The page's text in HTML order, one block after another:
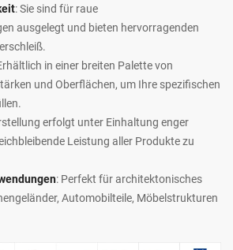
: Sie sind für raue
ausgelegt und bieten hervorragenden
in einer breiten Palette von
und Oberflächen, um Ihre spezifischen
erfolgt unter Einhaltung enger
Leistung aller Produkte zu
: Perfekt für architektonisches
Automobilteile, Möbelstrukturen